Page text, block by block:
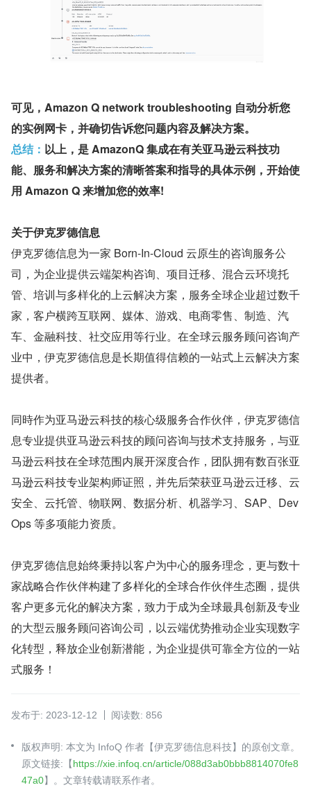
可见，Amazon Q network troubleshooting 自动分析您
的实例网卡，并确切告诉您问题内容及解决方案。
总结： 以上，是 AmazonQ 集成在有关亚马逊云科技功
能、服务和解决方案的清晰答案和指导的具体示例，开始使
用 Amazon Q 来增加您的效率!
关于伊克罗德信息
伊克罗德信息为一家 Born-In-Cloud 云原生的咨询服务公
司，为企业提供云端架构咨询、项目迁移、混合云环境托
管、培训与多样化的上云解决方案，服务全球企业超过数千
家，客户横跨互联网、媒体、游戏、电商零售、制造、汽
车、金融科技、社交应用等行业。在全球云服务顾问咨询产
业中，伊克罗德信息是长期值得信赖的一站式上云解决⽅案
提供者。
同時作为亚马逊云科技的核心级服务合作伙伴，伊克罗德信
息专业提供亚马逊云科技的顾问咨询与技术⽀持服务，与亚
马逊云科技在全球范围内展开深度合作，团队拥有数百张亚
马逊云科技专业架构师证照，并先后荣获亚马逊云迁移、云
安全、云托管、物联网、数据分析、机器学习、SAP、Dev
Ops 等多项能力资质。
伊克罗德信息始终秉持以客户为中心的服务理念，更与数十
家战略合作伙伴构建了多样化的全球合作伙伴生态圈，提供
客户更多元化的解决方案，致力于成为全球最具创新及专业
的大型云服务顾问咨询公司，以云端优势推动企业实现数字
化转型，释放企业创新潜能，为企业提供可靠全方位的⼀站
式服务！
发布于: 2023-12-12 阅读数: 856
版权声明: 本文为 InfoQ 作者【伊克罗德信息科技】的原创文章。
原文链接:【https://xie.infoq.cn/article/088d3ab0bbb8814070fe8
47a0】。文章转载请联系作者。